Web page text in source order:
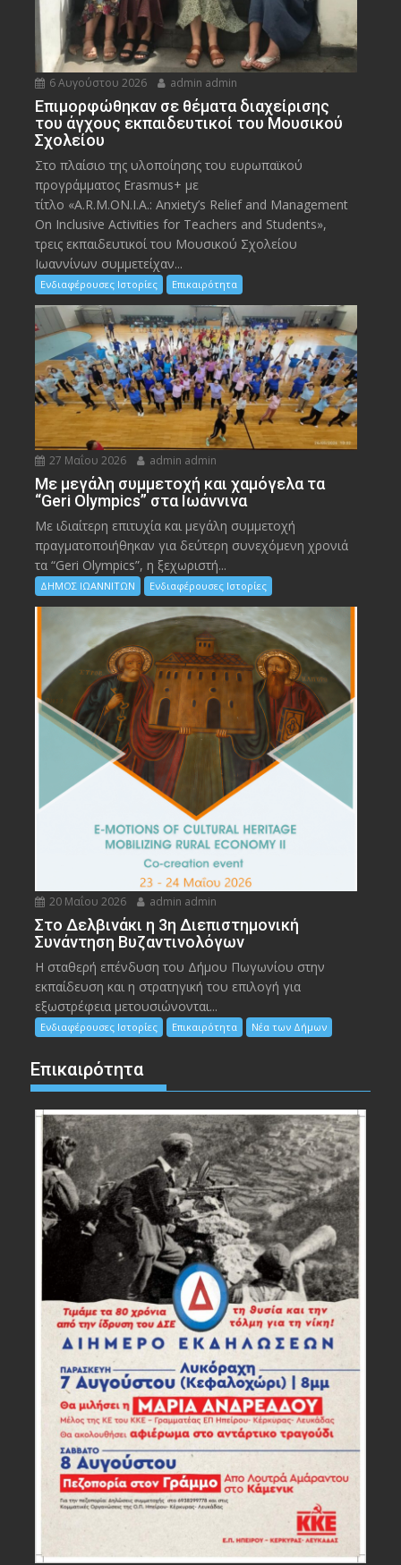
6 Αυγούστου 2026 admin admin
Eπιμορφώθηκαν σε θέματα διαχείρισης
του άγχους εκπαιδευτικοί του Μουσικού
Σχολείου
Στο πλαίσιο της υλοποίησης του ευρωπαϊκού
προγράμματος Erasmus+ με
τίτλο «A.R.M.ON.I.A.: Anxiety’s Relief and Management
On Inclusive Activities for Teachers and Students»,
τρεις εκπαιδευτικοί του Μουσικού Σχολείου
Ιωαννίνων συμμετείχαν...
Ενδιαφέρουσες Ιστορίες Επικαιρότητα
27 Μαΐου 2026 admin admin
Με μεγάλη συμμετοχή και χαμόγελα τα
“Geri Olympics” στα Ιωάννινα
Με ιδιαίτερη επιτυχία και μεγάλη συμμετοχή
πραγματοποιήθηκαν για δεύτερη συνεχόμενη χρονιά
τα “Geri Olympics”, η ξεχωριστή...
ΔΗΜΟΣ ΙΩΑΝΝΙΤΩΝ Ενδιαφέρουσες Ιστορίες
20 Μαΐου 2026 admin admin
Στο Δελβινάκι η 3η Διεπιστημονική
Συνάντηση Βυζαντινολόγων
Η σταθερή επένδυση του Δήμου Πωγωνίου στην
εκπαίδευση και η στρατηγική του επιλογή για
εξωστρέφεια μετουσιώνονται...
Ενδιαφέρουσες Ιστορίες Επικαιρότητα Νέα των Δήμων
Επικαιρότητα